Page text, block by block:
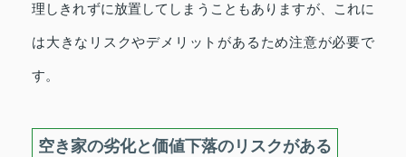
理しきれずに放置してしまうこともありますが、これに
は大きなリスクやデメリットがあるため注意が必要で
す。
空き家の劣化と価値下落のリスクがある